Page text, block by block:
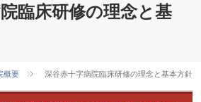
臨床研修の理念と基
概要 深谷赤十字病院臨床研修の理念と基本方針